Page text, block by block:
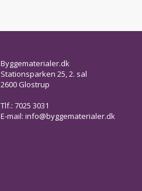
Byggematerialer.dk
Stationsparken 25, 2. sal
2600 Glostrup
Tlf.: 7025 3031
E-mail: info@byggematerialer.dk